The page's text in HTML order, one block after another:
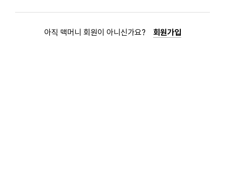
아직 맥머니 회원이 아니신가요? 회원가입